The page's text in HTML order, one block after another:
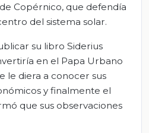
Copérnico, que defendía
del sistema solar.
su libro Siderius
en el Papa Urbano
le diera a conocer sus
y finalmente el
que sus observaciones